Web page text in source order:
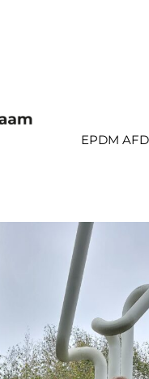
EPDM